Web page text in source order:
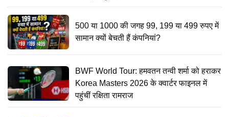
500 या 1000 की जगह 99, 199 या 499 रुपए में
सामान क्यों बेचती हैं कंपनियां?
BWF World Tour: हमवतन तन्वी शर्मा को हराकर
Korea Masters 2026 के क्वार्टर फाइनल में
पहुंचीं रक्षिता रामराज